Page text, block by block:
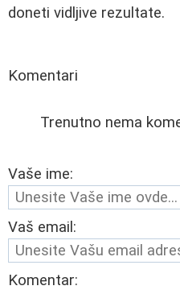
doneti vidljive rezultate.
Komentari
Trenutno nema
Vaše ime:
Vaš email:
Komentar: